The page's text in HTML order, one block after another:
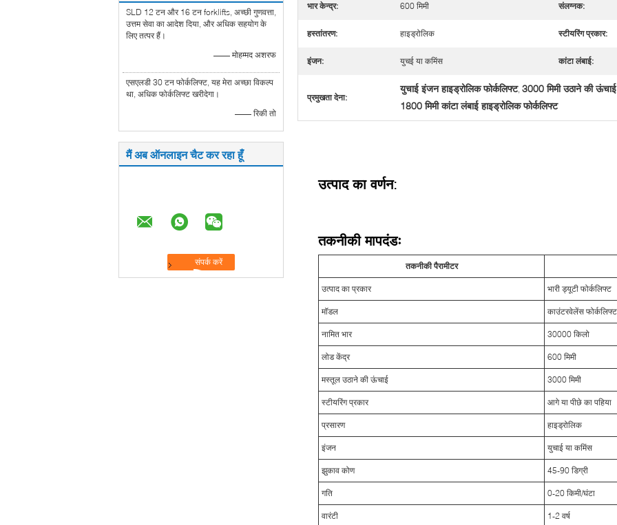
SLD 12 टन और 16 टन forklifts, अच्छी गुणवत्ता,
उत्तम सेवा का आदेश दिया, और अधिक सहयोग के
लिए तत्पर हैं।
—— मोहम्मद अशरफ
एसएलडी 30 टन फोर्कलिफ्ट, यह मेरा अच्छा विकल्प
था, अधिक फोर्कलिफ्ट खरीदेगा।
—— रिकी तो
मैं अब ऑनलाइन चैट कर रहा हूँ
भार केन्द्र: 600 मिमी संलग्नक:
हस्तांतरण: हाइड्रोलिक स्टीयरिंग प्रकार:
इंजन: युचई या कमिंस कांटा लंबाई:
प्रमुखता देना:
युचाई इंजन हाइड्रोलिक फोर्कलिफ्ट, 3000 मिमी उठाने की
1800 मिमी कांटा लंबाई हाइड्रोलिक फोर्कलिफ्ट
उत्पाद का वर्णन:
तकनीकी मापदंडः
तकनीकी पैरामीटर
उत्पाद का प्रकार भारी ड्यूटी फोर्कलिफ्ट
मॉडल काउंटरवेलेंस फोर्कलिफ्ट
नामित भार 30000 किलो
लोड केंद्र 600 मिमी
मस्तूल उठाने की ऊंचाई 3000 मिमी
स्टीयरिंग प्रकार आगे या पीछे का पहिया
प्रसारण हाइड्रोलिक
इंजन युचाई या कमिंस
झुकाव कोण 45-90 डिग्री
गति 0-20 किमी/घंटा
वारंटी 1-2 वर्ष